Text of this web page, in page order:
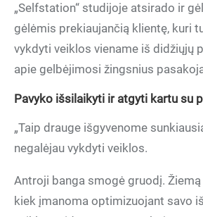
„Selfstation“ studijoje atsirado ir
gėlėmis prekiaujančią klientę, kuri
vykdyti veiklos viename iš didžiųjų
apie gelbėjimosi žingsnius
Pavyko išsilaikyti ir atgyti kartu su
„Taip drauge išgyvenome
negalėjau vykdyti veiklos.
Antroji banga smogė gruodį.
kiek įmanoma optimizuojant savo